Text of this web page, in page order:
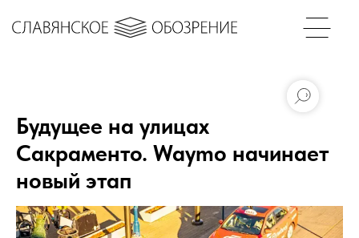
Будущее на улицах
Сакраменто. Waymo начинает
новый этап